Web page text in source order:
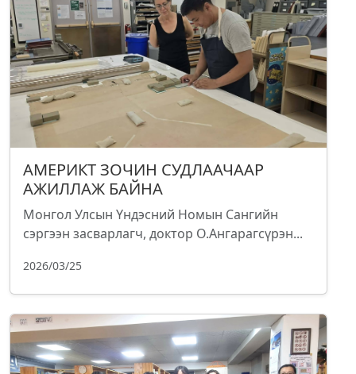
АМЕРИКТ ЗОЧИН СУДЛААЧААР
АЖИЛЛАЖ БАЙНА
Монгол Улсын Үндэсний Номын Сангийн
сэргээн засварлагч, доктор О.Ангарагсүрэн...
2026/03/25